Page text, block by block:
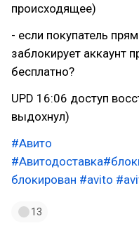
происходящее)
- если покупатель
заблокирует аккаунт
бесплатно?
UPD 16:06 доступ
выдохнул)
#Авито
#Авитодоставка
блокирован #avito
13